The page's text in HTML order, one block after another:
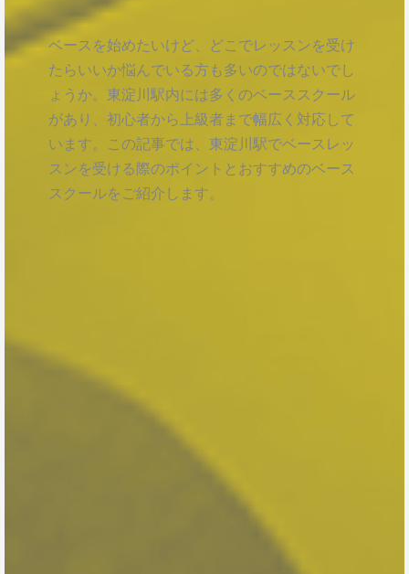
ベースを始めたいけど、どこでレッスンを受け
たらいいか悩んでいる方も多いのではないでし
ょうか。東淀川駅内には多くのベーススクール
があり、初心者から上級者まで幅広く対応して
います。この記事では、東淀川駅でベースレッ
スンを受ける際のポイントとおすすめのベース
スクールをご紹介します。